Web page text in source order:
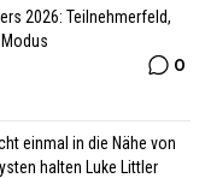
2026: Teilnehmerfeld,
0
einmal in die Nähe von
halten Luke Littler